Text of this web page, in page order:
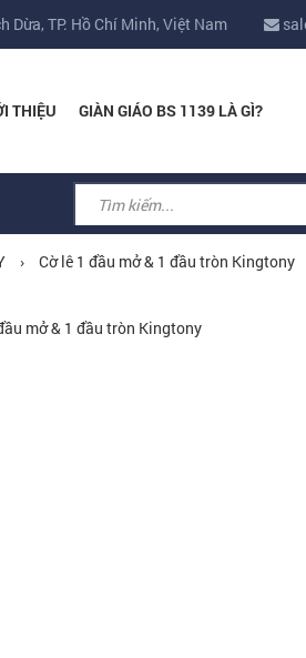
Dừa, TP. Hồ Chí Minh, Việt Nam
THIỆU GIÀN GIÁO BS 1139 LÀ GÌ?
› Cờ lê 1 đầu mở & 1 đầu tròn Kingtony